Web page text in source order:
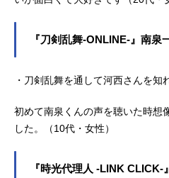
『刀剣乱舞-ONLINE-』南泉
・刀剣乱舞を通して河西さんを
初めて南泉くんの声を聴いた時想
した。（10代・女性）
『時光代理人 -LINK CLICK-